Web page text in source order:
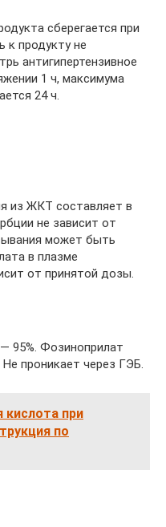
сберегается при
к продукту не
антигипертензивное
1 ч, максимума
24 ч.
из ЖКТ составляет в
не зависит от
может быть
в плазме
от принятой дозы.
95%. Фозиноприлат
проникает через ГЭБ.
кислота при
по